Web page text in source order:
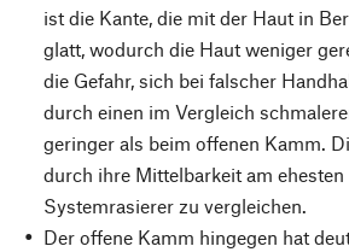
ist die Kante, die mit der Haut in
glatt, wodurch die Haut weniger
die Gefahr, sich bei falscher
durch einen im Vergleich
geringer als beim offenen Kamm.
durch ihre Mittelbarkeit am
Systemrasierer zu vergleichen.
Der offene Kamm hingegen hat